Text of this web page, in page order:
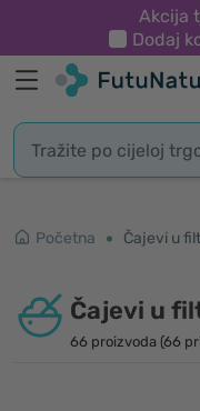
Akcija
Dodaj
Početna Čajevi u
Čajevi u
66 proizvoda (66